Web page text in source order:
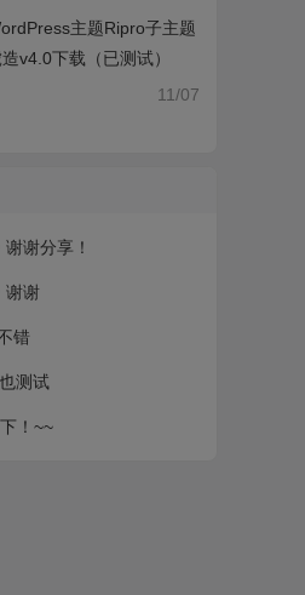
主题Ripro子主题
造v4.0下载（已测试）
11/07
谢谢分享！
谢谢
错
测试
！~~